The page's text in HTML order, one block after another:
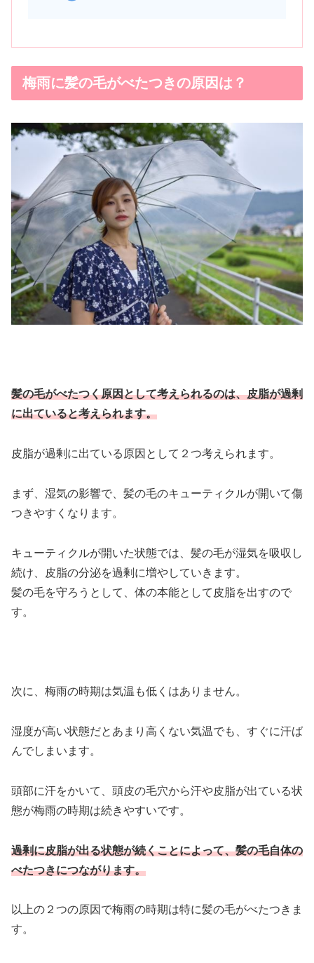
梅雨に髪の毛がべたつきの原因は？
髪の毛がべたつく原因として考えられるのは、皮脂が過剰
に出ていると考えられます。
皮脂が過剰に出ている原因として２つ考えられます。
まず、湿気の影響で、髪の毛のキューティクルが開いて傷
つきやすくなります。
キューティクルが開いた状態では、髪の毛が湿気を吸収し
続け、皮脂の分泌を過剰に増やしていきます。
髪の毛を守ろうとして、体の本能として皮脂を出すので
す。
次に、梅雨の時期は気温も低くはありません。
湿度が高い状態だとあまり高くない気温でも、すぐに汗ば
んでしまいます。
頭部に汗をかいて、頭皮の毛穴から汗や皮脂が出ている状
態が梅雨の時期は続きやすいです。
過剰に皮脂が出る状態が続くことによって、髪の毛自体の
べたつきにつながります。
以上の２つの原因で梅雨の時期は特に髪の毛がべたつきま
す。